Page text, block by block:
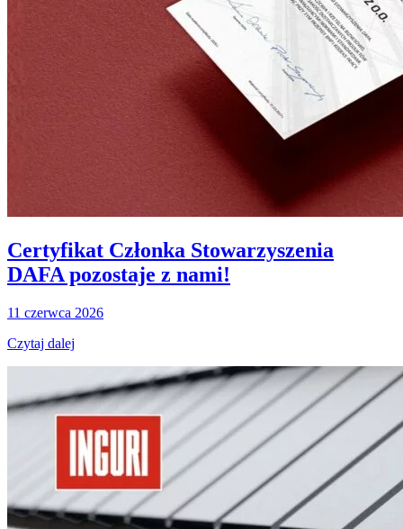
Certyfikat Członka Stowarzyszenia
DAFA pozostaje z nami!
11 czerwca 2026
Czytaj dalej